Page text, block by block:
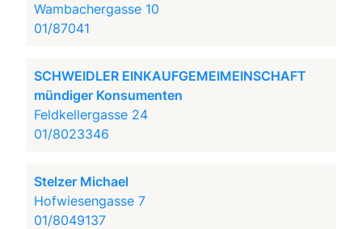
Wambachergasse 10
01/87041
SCHWEIDLER EINKAUFGEMEIMEINSCHAFT
mündiger Konsumenten
Feldkellergasse 24
01/8023346
Stelzer Michael
Hofwiesengasse 7
01/8049137